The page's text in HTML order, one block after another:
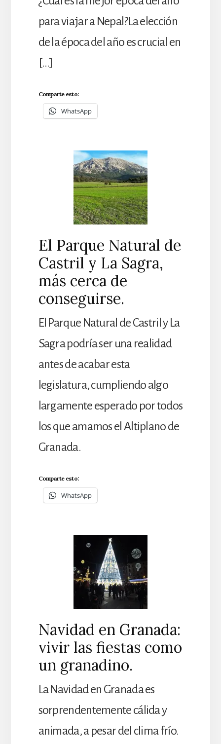
para viajar a Nepal?La elección
de la época del año es crucial en
[…]
Comparte esto:
WhatsApp
El Parque Natural de
Castril y La Sagra,
más cerca de
conseguirse.
El Parque Natural de Castril y La
Sagra podría ser una realidad
antes de acabar esta
legislatura, cumpliendo algo
largamente esperado por todos
los que amamos el Altiplano de
Granada.
Comparte esto:
WhatsApp
Navidad en Granada:
vivir las fiestas como
un granadino.
La Navidad en Granada es
sorprendentemente cálida y
animada, a pesar del clima frío.